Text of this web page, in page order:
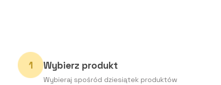
Wybierz produkt
Wybieraj spośród dziesiątek produktów